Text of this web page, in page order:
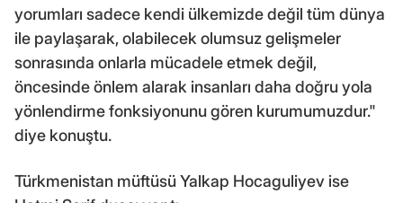
yorumları sadece kendi ülkemizde değil tüm dünya
ile paylaşarak, olabilecek olumsuz gelişmeler
sonrasında onlarla mücadele etmek değil,
öncesinde önlem alarak insanları daha doğru yola
yönlendirme fonksiyonunu gören kurumumuzdur."
diye konuştu.
Türkmenistan müftüsü Yalkap Hocaguliyev ise